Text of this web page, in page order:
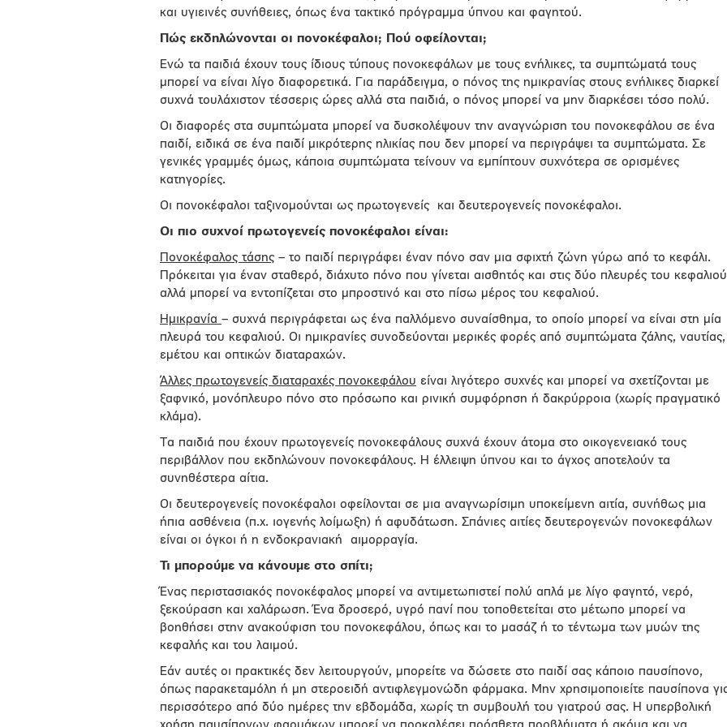
και υγιεινές συνήθειες, όπως ένα τακτικό πρόγραμμα ύπνου και φαγητού.
Πώς εκδηλώνονται οι πονοκέφαλοι; Πού οφείλονται;
Ενώ τα παιδιά έχουν τους ίδιους τύπους πονοκεφάλων με τους ενήλικες, τα συμπτώματά τους
μπορεί να είναι λίγο διαφορετικά. Για παράδειγμα, ο πόνος της ημικρανίας στους ενήλικες διαρκεί
συχνά τουλάχιστον τέσσερις ώρες αλλά στα παιδιά, ο πόνος μπορεί να μην διαρκέσει τόσο πολύ.
Οι διαφορές στα συμπτώματα μπορεί να δυσκολέψουν την αναγνώριση του πονοκεφάλου σε ένα
παιδί, ειδικά σε ένα παιδί μικρότερης ηλικίας που δεν μπορεί να περιγράψει τα συμπτώματα. Σε
γενικές γραμμές όμως, κάποια συμπτώματα τείνουν να εμπίπτουν συχνότερα σε ορισμένες
κατηγορίες.
Οι πονοκέφαλοι ταξινομούνται ως πρωτογενείς και δευτερογενείς πονοκέφαλοι.
Οι πιο συχνοί πρωτογενείς πονοκέφαλοι είναι:
Πονοκέφαλος τάσης – το παιδί περιγράφει έναν πόνο σαν μια σφιχτή ζώνη γύρω από το κεφάλι.
Πρόκειται για έναν σταθερό, διάχυτο πόνο που γίνεται αισθητός και στις δύο πλευρές του
αλλά μπορεί να εντοπίζεται στο μπροστινό και στο πίσω μέρος του κεφαλιού.
Ημικρανία – συχνά περιγράφεται ως ένα παλλόμενο συναίσθημα, το οποίο μπορεί να είναι στη μία
πλευρά του κεφαλιού. Οι ημικρανίες συνοδεύονται μερικές φορές από συμπτώματα ζάλης, ναυτίας,
εμέτου και οπτικών διαταραχών.
Άλλες πρωτογενείς διαταραχές πονοκεφάλου είναι λιγότερο συχνές και μπορεί να σχετίζονται με
ξαφνικό, μονόπλευρο πόνο στο πρόσωπο και ρινική συμφόρηση ή δακρύρροια (χωρίς πραγματικό
κλάμα).
Τα παιδιά που έχουν πρωτογενείς πονοκεφάλους συχνά έχουν άτομα στο οικογενειακό τους
περιβάλλον που εκδηλώνουν πονοκεφάλους. Η έλλειψη ύπνου και το άγχος αποτελούν τα
συνηθέστερα αίτια.
Οι δευτερογενείς πονοκέφαλοι οφείλονται σε μια αναγνωρίσιμη υποκείμενη αιτία, συνήθως μια
ήπια ασθένεια (π.χ. ιογενής λοίμωξη) ή αφυδάτωση. Σπάνιες αιτίες δευτερογενών πονοκεφάλων
είναι οι όγκοι ή η ενδοκρανιακή αιμορραγία.
Τι μπορούμε να κάνουμε στο σπίτι;
Ένας περιστασιακός πονοκέφαλος μπορεί να αντιμετωπιστεί πολύ απλά με λίγο φαγητό, νερό,
ξεκούραση και χαλάρωση. Ένα δροσερό, υγρό πανί που τοποθετείται στο μέτωπο μπορεί να
βοηθήσει στην ανακούφιση του πονοκεφάλου, όπως και το μασάζ ή το τέντωμα των μυών της
κεφαλής και του λαιμού.
Εάν αυτές οι πρακτικές δεν λειτουργούν, μπορείτε να δώσετε στο παιδί σας κάποιο παυσίπονο,
όπως παρακεταμόλη ή μη στεροειδή αντιφλεγμονώδη φάρμακα. Μην χρησιμοποιείτε παυσίπονα
περισσότερο από δύο ημέρες την εβδομάδα, χωρίς τη συμβουλή του γιατρού σας. Η υπερβολική